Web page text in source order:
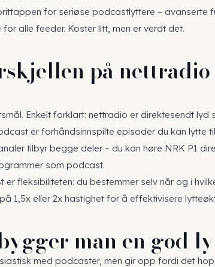
for seriøse podcastlyttere – avanserte
alle feeder. Koster litt, men er verdt det.
på nettradio
Enkelt forklart: nettradio er direktesendt lyd
er forhåndsinnspilte episoder du kan lytte
tilbyr begge deler – du kan høre NRK P1
som podcast.
er fleksibiliteten: du bestemmer selv når og i
1,5x eller 2x hastighet for å effektivisere
man en god
med podcaster, men gir opp fordi det